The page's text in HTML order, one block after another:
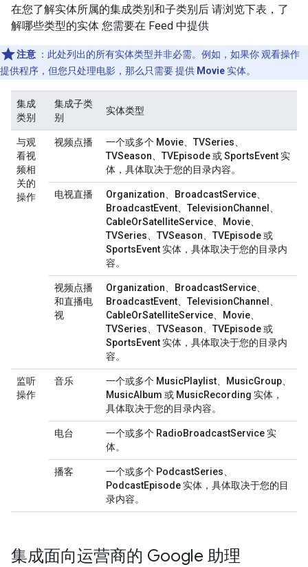
在您了解实体所属的集成类别和子类别后 请浏览下表，了
解哪些类型的实体 您需要在 Feed 中提供
注意 ：此处列出的所有实体类型并非必需。例如，如果你 观看操作
提供程序，但您只处理电影，那么只需要 提供 Movie 实体。
集成
类别
集成子类
别
实体类型
与观
看视
频相
关的
操作
视频点播 一个或多个 Movie TVSeries
TVSeason
TVEpisode或SportsEvent 实
体，具体取决于您的目录内容。
电视直播 Organization BroadcastService
BroadcastEvent
TelevisionChannel
CableOrSatelliteService
Movie
TVSeries
TVSeason TVEpisode或
SportsEvent 实体，具体取决于您的目录内
容。
视频点播
和直播电
视
Organization BroadcastService
BroadcastEvent
TelevisionChannel
CableOrSatelliteService
Movie
TVSeries
TVSeason TVEpisode或
SportsEvent 实体，具体取决于您的目录内
容。
监听
操作
音乐 一个或多个 MusicPlaylist MusicGroup
MusicAlbum 或 MusicRecording 实体，
具体取决于您的目录内容。
电台 一个或多个 RadioBroadcastService 实
体。
播客 一个或多个 PodcastSeries
PodcastEpisode 实体，具体取决于您的目
录内容。
集成面向运营商的 Google 助理